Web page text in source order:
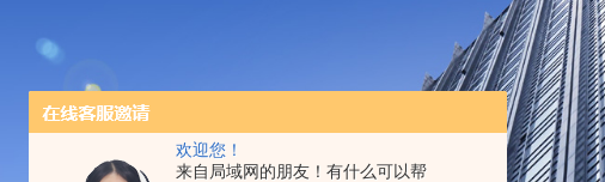
欢迎您！
来自局域网的朋友！有什么可以帮